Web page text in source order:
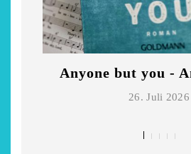
Anyone but you -
26. Juli 2026